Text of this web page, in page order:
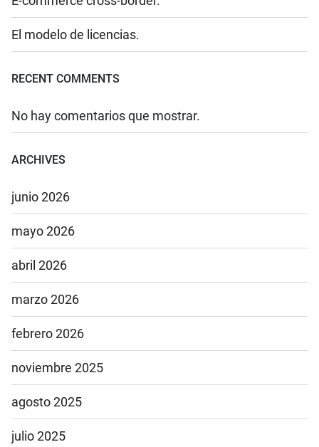
El modelo de licencias.
RECENT COMMENTS
No hay comentarios que mostrar.
ARCHIVES
junio 2026
mayo 2026
abril 2026
marzo 2026
febrero 2026
noviembre 2025
agosto 2025
julio 2025